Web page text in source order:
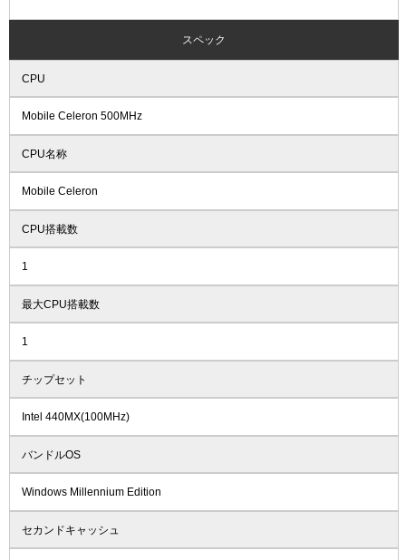
スペック
CPU
Mobile Celeron 500MHz
CPU名称
Mobile Celeron
CPU搭載数
1
最大CPU搭載数
1
チップセット
Intel 440MX(100MHz)
バンドルOS
Windows Millennium Edition
セカンドキャッシュ